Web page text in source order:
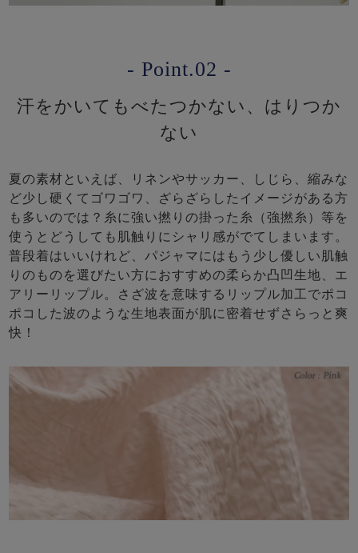
- Point.02 -
汗をかいてもべたつかない、はりつか
ない
夏の素材といえば、リネンやサッカー、しじら、縮みな
ど少し硬くてゴワゴワ、ざらざらしたイメージがある方
も多いのでは？糸に強い撚りの掛った糸（強撚糸）等を
使うとどうしても肌触りにシャリ感がでてしまいます。
普段着はいいけれど、パジャマにはもう少し優しい肌触
りのものを選びたい方におすすめの柔らか凸凹生地、エ
アリーリップル。さざ波を意味するリップル加工でポコ
ポコした波のような生地表面が肌に密着せずさらっと爽
快！